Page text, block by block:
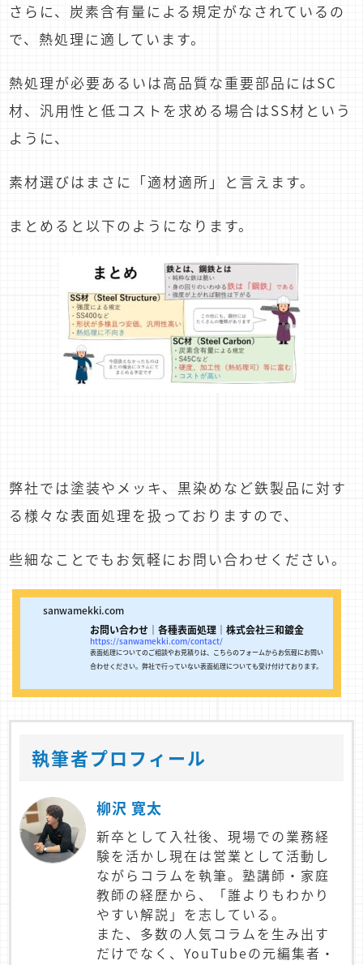
さらに、炭素含有量による規定がなされているの
で、熱処理に適しています。
熱処理が必要あるいは高品質な重要部品にはSC
材、汎用性と低コストを求める場合はSS材という
ように、
素材選びはまさに「適材適所」と言えます。
まとめると以下のようになります。
弊社では塗装やメッキ、黒染めなど鉄製品に対す
る様々な表面処理を扱っておりますので、
些細なことでもお気軽にお問い合わせください。
sanwamekki.com
お問い合わせ｜各種表面処理｜株式会社三和鍍金
https://sanwamekki.com/contact/
表面処理についてのご相談やお見積りは、こちらのフォームからお気軽にお問い
合わせください。弊社で行っていない表面処理についても受け付けております。
執筆者プロフィール
柳沢 寛太
新卒として入社後、現場での業務経
験を活かし現在は営業として活動し
ながらコラムを執筆。塾講師・家庭
教師の経歴から、「誰よりもわかり
やすい解説」を志している。
また、多数の人気コラムを生み出す
だけでなく、YouTubeの元編集者・